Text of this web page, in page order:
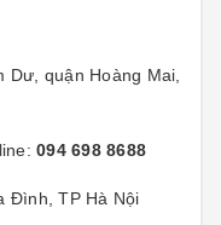
Dư, quận Hoàng Mai,
094 698 8688
Đình, TP Hà Nội